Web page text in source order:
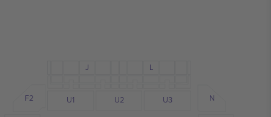
U1 U2 U3
F2 N
J L